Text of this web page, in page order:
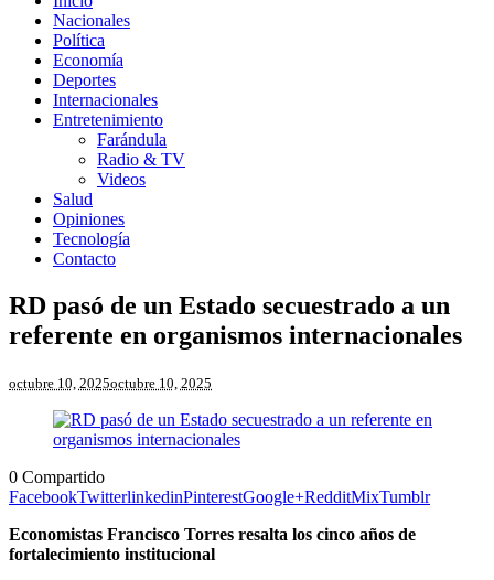
Nacionales
Política
Economía
Deportes
Internacionales
Entretenimiento
Farándula
Radio & TV
Videos
Salud
Opiniones
Tecnología
Contacto
RD pasó de un Estado secuestrado a un
referente en organismos internacionales
octubre 10, 2025octubre 10, 2025
0 Compartido
FacebookTwitterlinkedinPinterestGoogle+RedditMixTumblr
Economistas Francisco Torres resalta los cinco años de
fortalecimiento institucional